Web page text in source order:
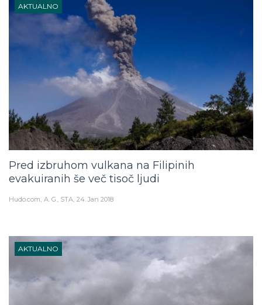
AKTUALNO
Pred izbruhom vulkana na Filipinih
evakuiranih še več tisoč ljudi
Hudo.com A. G., STA 24. Jan 2018
AKTUALNO